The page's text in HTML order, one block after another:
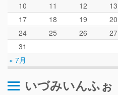
« 7月
10
11 12 13
17
18 19 20
24
25 26 27
31
いづみいんふぉ